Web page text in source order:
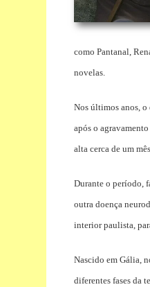
como Pantanal,
novelas.
Nos últimos anos, o
após o
alta cerca de um
Durante o período,
outra doença
interior paulista,
Nascido em Gália,
diferentes fases da